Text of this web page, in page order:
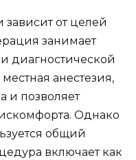
от целей
занимает
диагностической
анестезия,
и позволяет
Однако
общий
включает как